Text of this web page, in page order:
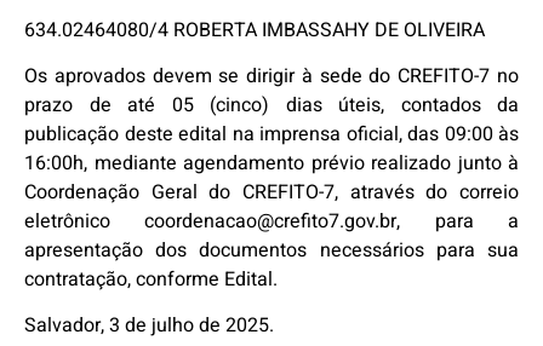
634.02464080/4 ROBERTA IMBASSAHY DE OLIVEIRA
Os aprovados devem se dirigir à sede do CREFITO-7 no
prazo de até 05 (cinco) dias úteis, contados da
publicação deste edital na imprensa oficial, das 09:00 às
16:00h, mediante agendamento prévio realizado junto à
Coordenação Geral do CREFITO-7, através do correio
eletrônico coordenacao@crefito7.gov.br, para a
apresentação dos documentos necessários para sua
contratação, conforme Edital.
Salvador, 3 de julho de 2025.